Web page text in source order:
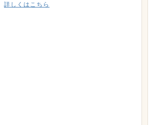
詳しくはこちら